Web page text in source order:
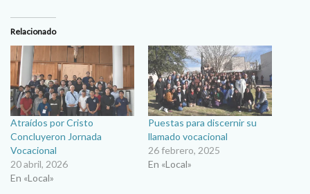
Relacionado
Atraídos por Cristo
Concluyeron Jornada
Vocacional
20 abril, 2026
En «Local»
Puestas para discernir su
llamado vocacional
26 febrero, 2025
En «Local»